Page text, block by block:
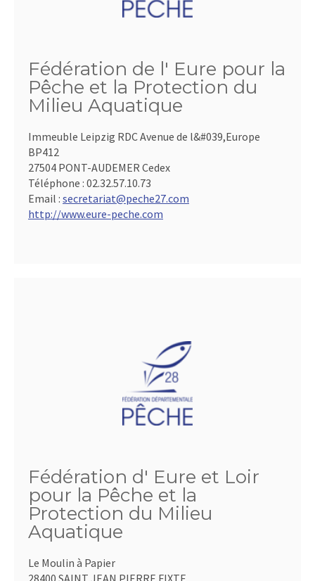
Fédération de l' Eure pour la
Pêche et la Protection du
Milieu Aquatique
Immeuble Leipzig RDC Avenue de l&#039,Europe
BP412
27504 PONT-AUDEMER Cedex
Téléphone : 02.32.57.10.73
Email : secretariat@peche27.com
http://www.eure-peche.com
Fédération d' Eure et Loir
pour la Pêche et la
Protection du Milieu
Aquatique
Le Moulin à Papier
28400 SAINT JEAN PIERRE FIXTE